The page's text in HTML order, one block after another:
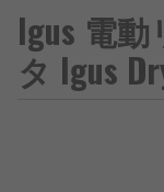
Igus 電
タ Igus